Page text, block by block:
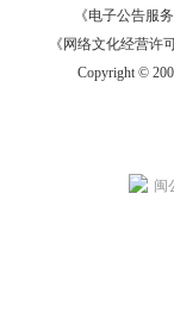
《电子公告服务
《网络文化经营许
Copyright ©
闽